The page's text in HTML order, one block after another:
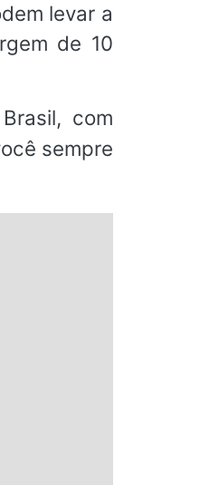
levar a
de 10
com
sempre